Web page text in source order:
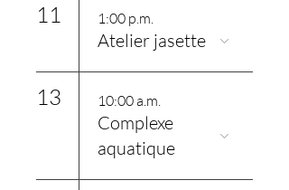
11 1:00 p.m.
Atelier jasette
13 10:00 a.m.
Complexe
aquatique